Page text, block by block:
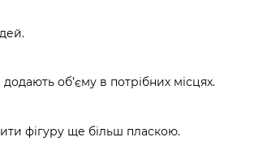
об’єму в потрібних місцях.
фігуру ще більш пласкою.